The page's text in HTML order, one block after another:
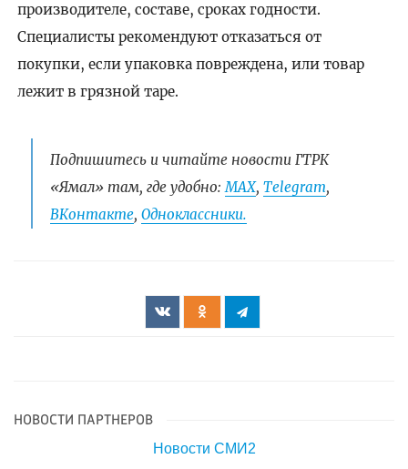
производителе, составе, сроках годности.
Специалисты рекомендуют отказаться от
покупки, если упаковка повреждена, или товар
лежит в грязной таре.
Подпишитесь и читайте новости ГТРК
«Ямал» там, где удобно:МАХ, Telegram,
ВКонтакте, Одноклассники.
НОВОСТИ ПАРТНЕРОВ
Новости СМИ2